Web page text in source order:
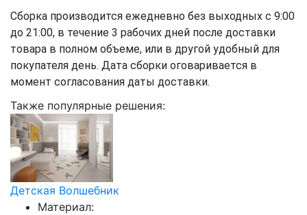
Сборка производится ежедневно без выходных с 9:00
до 21:00, в течение 3 рабочих дней после доставки
товара в полном объеме, или в другой удобный для
покупателя день. Дата сборки оговаривается в
момент согласования даты доставки.
Также популярные решения:
Детская Волшебник
Материал: